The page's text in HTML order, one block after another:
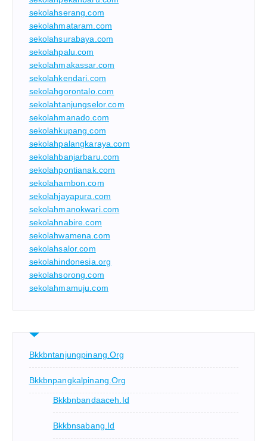
sekolahserang.com
sekolahmataram.com
sekolahsurabaya.com
sekolahpalu.com
sekolahmakassar.com
sekolahkendari.com
sekolahgorontalo.com
sekolahtanjungselor.com
sekolahmanado.com
sekolahkupang.com
sekolahpalangkaraya.com
sekolahbanjarbaru.com
sekolahpontianak.com
sekolahambon.com
sekolahjayapura.com
sekolahmanokwari.com
sekolahnabire.com
sekolahwamena.com
sekolahsalor.com
sekolahindonesia.org
sekolahsorong.com
sekolahmamuju.com
Bkkbntanjungpinang.org
Bkkbnpangkalpinang.org
Bkkbnbandaaceh.id
Bkkbnsabang.id